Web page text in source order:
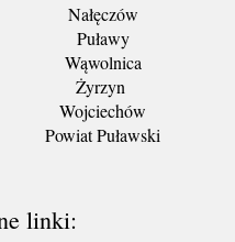
Nałęczów
Puławy
Wąwolnica
Żyrzyn
Wojciechów
Powiat Puławski
linki: